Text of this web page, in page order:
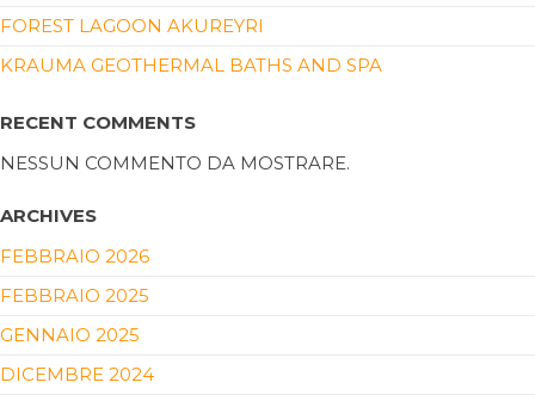
FOREST LAGOON AKUREYRI
KRAUMA GEOTHERMAL BATHS AND SPA
RECENT COMMENTS
NESSUN COMMENTO DA MOSTRARE.
ARCHIVES
FEBBRAIO 2026
FEBBRAIO 2025
GENNAIO 2025
DICEMBRE 2024